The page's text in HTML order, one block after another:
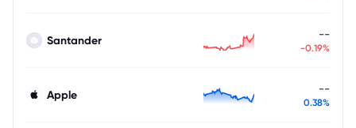
Santander --
-0.19%
Apple --
0.38%